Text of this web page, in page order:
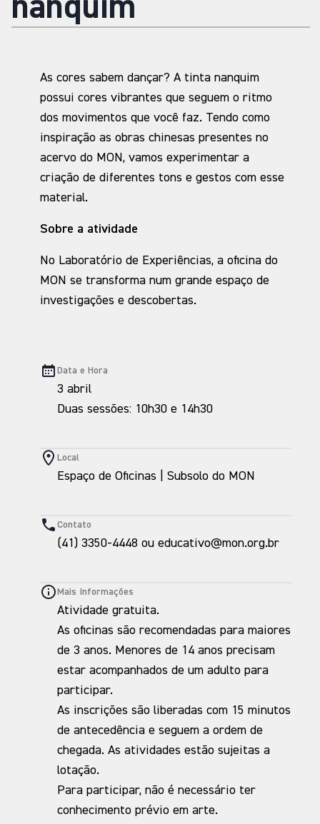
nanquim
As cores sabem dançar? A tinta nanquim
possui cores vibrantes que seguem o ritmo
dos movimentos que você faz. Tendo como
inspiração as obras chinesas presentes no
acervo do MON, vamos experimentar a
criação de diferentes tons e gestos com esse
material.
Sobre a atividade
No Laboratório de Experiências, a oficina do
MON se transforma num grande espaço de
investigações e descobertas.
Data e Hora
3 abril
Duas sessões: 10h30 e 14h30
Local
Espaço de Oficinas | Subsolo do MON
Contato
(41) 3350-4448 ou educativo@mon.org.br
Mais Informações
Atividade gratuita.
As oficinas são recomendadas para maiores
de 3 anos. Menores de 14 anos precisam
estar acompanhados de um adulto para
participar.
As inscrições são liberadas com 15 minutos
de antecedência e seguem a ordem de
chegada. As atividades estão sujeitas a
lotação.
Para participar, não é necessário ter
conhecimento prévio em arte.